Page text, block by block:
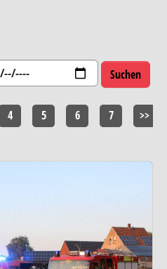
4 5 6 7 >>